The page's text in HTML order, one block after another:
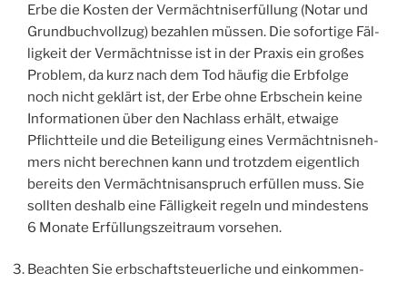
Erbe die Kos­ten der Ver­mächt­nis­er­fül­lung (Notar und
Grund­buch­voll­zug) bezah­len müs­sen. Die sofor­ti­ge Fäl­
lig­keit der Ver­mächt­nis­se ist in der Pra­xis ein gro­ßes
Pro­blem, da kurz nach dem Tod häu­fig die Erb­fol­ge
noch nicht geklärt ist, der Erbe ohne Erb­schein kei­ne
Infor­ma­tio­nen über den Nach­lass erhält, etwa­ige
Pflicht­tei­le und die Betei­li­gung eines Ver­mächt­nis­neh­
mers nicht berech­nen kann und trotz­dem eigent­lich
bereits den Ver­mächt­nis­an­spruch erfül­len muss. Sie
soll­ten des­halb eine Fäl­lig­keit regeln und min­des­tens
6 Mona­te Erfül­lungs­zeit­raum vorsehen.
Beach­ten Sie erb­schaft­steu­er­li­che und ein­kom­men­